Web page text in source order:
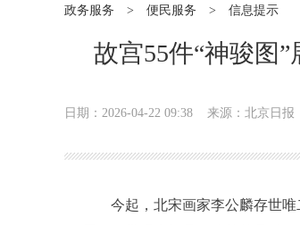
政务服务 > 便民服务 > 信息提示
故宫55件“神骏图
日期：2026-04-22 09:38 来源：北京日报
今起，北宋画家李公麟存世唯